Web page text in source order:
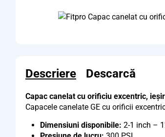
Descriere Descarcă
Capac canelat cu orificiu excentric,
Capacele canelate GE cu orificii
Dimensiuni disponibile: 2-1 inch –